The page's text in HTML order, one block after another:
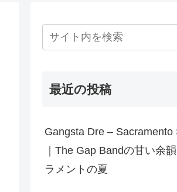
最近の投稿
Gangsta Dre – Sacramento
｜The Gap Bandの甘い余
ラメントの夏